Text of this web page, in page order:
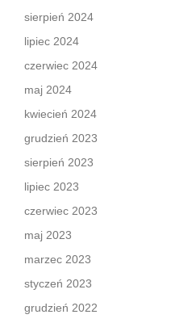
sierpień 2024
lipiec 2024
czerwiec 2024
maj 2024
kwiecień 2024
grudzień 2023
sierpień 2023
lipiec 2023
czerwiec 2023
maj 2023
marzec 2023
styczeń 2023
grudzień 2022